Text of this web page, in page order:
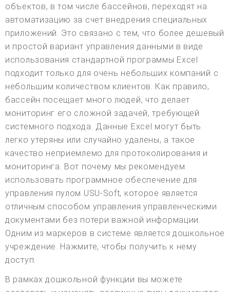
объектов, в том числе бассейнов, переходят на
автоматизацию за счет внедрения специальных
приложений. Это связано с тем, что более дешевый
и простой вариант управления данными в виде
использования стандартной программы Excel
подходит только для очень небольших компаний с
небольшим количеством клиентов. Как правило,
бассейн посещает много людей, что делает
мониторинг его сложной задачей, требующей
системного подхода. Данные Excel могут быть
легко утеряны или случайно удалены, а такое
качество неприемлемо для протоколирования и
мониторинга. Вот почему мы рекомендуем
использовать программное обеспечение для
управления пулом USU-Soft, которое является
отличным способом управления управленческими
документами без потери важной информации.
Одним из маркеров в системе является дошкольное
учреждение. Нажмите, чтобы получить к нему
доступ:
В рамках дошкольной функции вы можете